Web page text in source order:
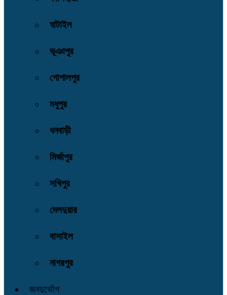
ঘাটাইল
ভূঞাপুর
গোপালপুর
মধুপুর
ধনবাড়ী
মির্জাপুর
সখিপুর
দেলদুয়ার
বাসাইল
নাগরপুর
জনদুর্ভোগ